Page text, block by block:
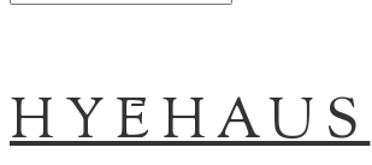
HYĒHAUS